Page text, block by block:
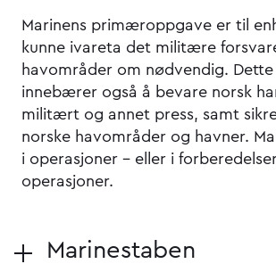
Marinens primæroppgave er til
kunne ivareta det militære
havområder om nødvendig.
innebærer også å bevare norsk
militært og annet press, samt
norske havområder og havner.
i operasjoner – eller i
operasjoner.
Marinestaben